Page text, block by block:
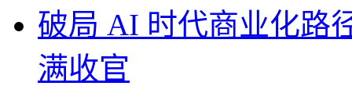
破局 AI 时代商业化路
满收官